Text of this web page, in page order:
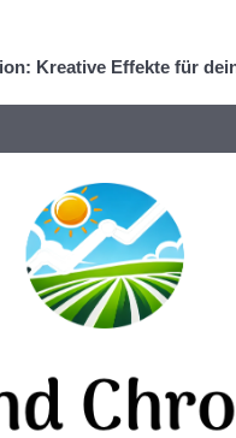
Kreative Effekte für